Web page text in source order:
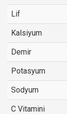
Lif
Kalsiyum
Demir
Potasyum
Sodyum
C Vitamini